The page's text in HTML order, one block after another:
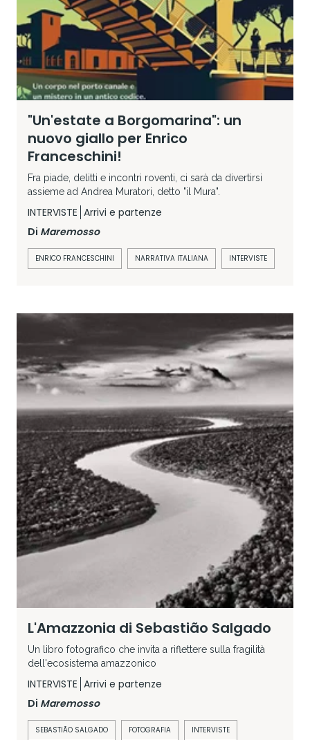
"Un'estate a Borgomarina": un
nuovo giallo per Enrico
Franceschini!
Fra piade, delitti e incontri roventi, ci sarà da divertirsi
assieme ad Andrea Muratori, detto "il Mura".
INTERVISTE Arrivi e partenze
Di Maremosso
ENRICO FRANCESCHINI NARRATIVA ITALIANA INTERVISTE
L'Amazzonia di Sebastião Salgado
Un libro fotografico che invita a riflettere sulla fragilità
dell'ecosistema amazzonico
INTERVISTE Arrivi e partenze
Di Maremosso
SEBASTIÃO SALGADO FOTOGRAFIA INTERVISTE